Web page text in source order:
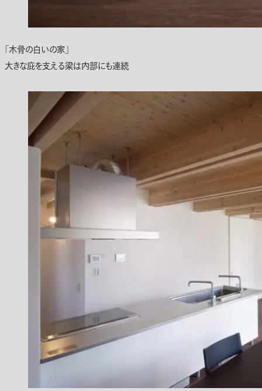
「木骨の白いの家」
大きな庇を支える梁は内部にも連続